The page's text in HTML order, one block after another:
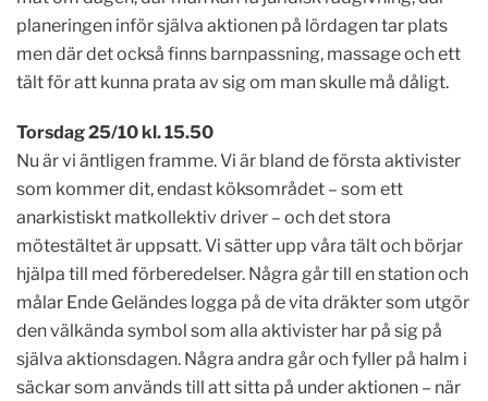
planeringen inför själva aktionen på lördagen tar plats
men där det också finns barnpassning, massage och ett
tält för att kunna prata av sig om man skulle må dåligt.
Torsdag 25/10 kl. 15.50
Nu är vi äntligen framme. Vi är bland de första aktivister
som kommer dit, endast köksområdet – som ett
anarkistiskt matkollektiv driver – och det stora
mötestältet är uppsatt. Vi sätter upp våra tält och börjar
hjälpa till med förberedelser. Några går till en station och
målar Ende Geländes logga på de vita dräkter som utgör
den välkända symbol som alla aktivister har på sig på
själva aktionsdagen. Några andra går och fyller på halm i
säckar som används till att sitta på under aktionen – när